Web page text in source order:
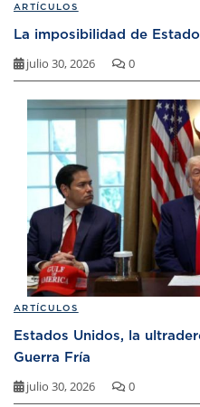
ARTÍCULOS
La imposibilidad de
julio 30, 2026 0
ARTÍCULOS
Estados Unidos, la
Guerra Fría
julio 30, 2026 0